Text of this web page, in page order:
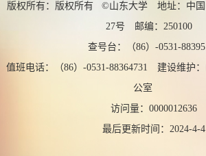
版权所有：版权所有 ©山东大学 地址：中国
27号 邮编：250100
查号台：（86）-0531-
值班电话：（86）-0531-88364731 建设维护
公室
访问量： 0000012636
最后更新时间： 2024-4-4